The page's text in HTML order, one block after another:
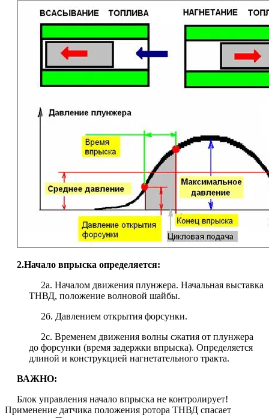
2.Начало впрыска определяется:
2а. Началом движения плунжера. Начальная выставка
ТНВД, положение волновой шайбы.
2б. Давлением открытия форсунки.
2с. Временем движения волны сжатия от плунжера
до форсунки (время задержки впрыска). Определяется
длиной и конструкцией нагнетательного тракта.
ВАЖНО:
Блок управления начало впрыска не контролирует!
Применение датчика положения ротора ТНВД спасает